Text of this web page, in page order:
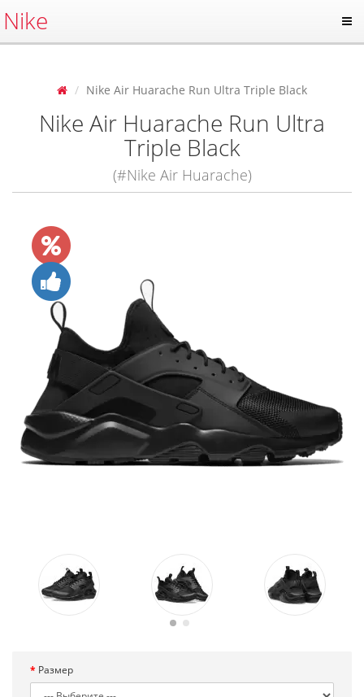
Nike
Nike Air Huarache Run Ultra Triple Black
Nike Air Huarache Run Ultra
Triple Black
(#Nike Air Huarache)
Размер